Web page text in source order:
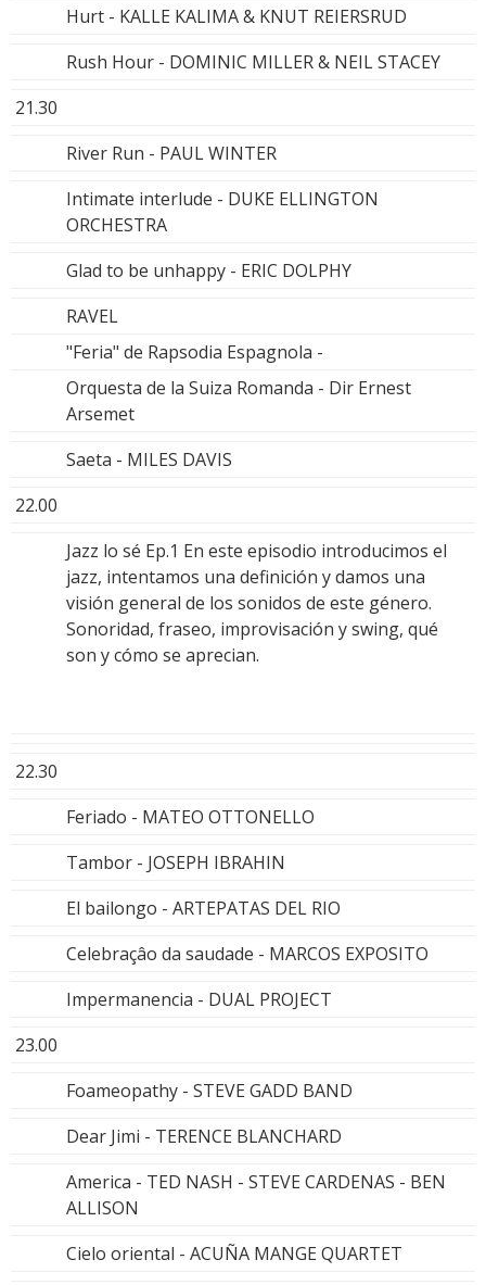
Hurt - KALLE KALIMA & KNUT REIERSRUD
Rush Hour - DOMINIC MILLER & NEIL STACEY
21.30
River Run - PAUL WINTER
Intimate interlude - DUKE ELLINGTON
ORCHESTRA
Glad to be unhappy - ERIC DOLPHY
RAVEL
"Feria" de Rapsodia Espagnola -
Orquesta de la Suiza Romanda - Dir Ernest
Arsemet
Saeta - MILES DAVIS
22.00
Jazz lo sé Ep.1 En este episodio introducimos el
jazz, intentamos una definición y damos una
visión general de los sonidos de este género.
Sonoridad, fraseo, improvisación y swing, qué
son y cómo se aprecian.
22.30
Feriado - MATEO OTTONELLO
Tambor - JOSEPH IBRAHIN
El bailongo - ARTEPATAS DEL RIO
Celebraçâo da saudade - MARCOS EXPOSITO
Impermanencia - DUAL PROJECT
23.00
Foameopathy - STEVE GADD BAND
Dear Jimi - TERENCE BLANCHARD
America - TED NASH - STEVE CARDENAS - BEN
ALLISON
Cielo oriental - ACUÑA MANGE QUARTET